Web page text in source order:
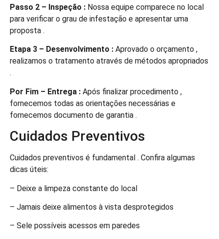
Passo 2 – Inspeção : Nossa equipe comparece no local
para verificar o grau de infestação e apresentar uma
proposta .
Etapa 3 – Desenvolvimento : Aprovado o orçamento ,
realizamos o tratamento através de métodos apropriados
.
Por Fim – Entrega : Após finalizar procedimento ,
fornecemos todas as orientações necessárias e
fornecemos documento de garantia .
Cuidados Preventivos
Cuidados preventivos é fundamental . Confira algumas
dicas úteis:
– Deixe a limpeza constante do local
– Jamais deixe alimentos à vista desprotegidos
– Sele possíveis acessos em paredes